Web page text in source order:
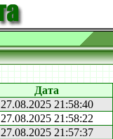
Дата
27.08.2025 21:58:40
27.08.2025 21:58:22
27.08.2025 21:57:37